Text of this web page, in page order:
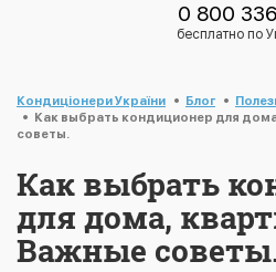
0 800
бесплатно по
Кондиціонери України Блог
Как выбрать кондиционер для
советы.
Как выбрать
для дома,
Важные